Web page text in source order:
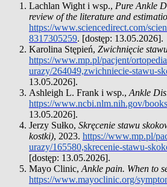
Lachlan Wight i wsp., Pure Ankle
review of the literature and
https://www.sciencedirect.com/
8317305259. [dostęp: 13.05.2026].
Karolina Stępień, Zwichnięcie
https://www.mp.pl/pacjent/
urazy/264049,zwichniecie-stawu-
13.05.2026].
Ashleigh L. Frank i wsp., Ankle
https://www.ncbi.nlm.nih.gov/
13.05.2026].
Jerzy Sułko, Skręcenie stawu
kostki), 2023. https://www.mp.pl/
urazy/165580,skrecenie-stawu-
[dostęp: 13.05.2026].
Mayo Clinic, Ankle pain. When to
https://www.mayoclinic.org/